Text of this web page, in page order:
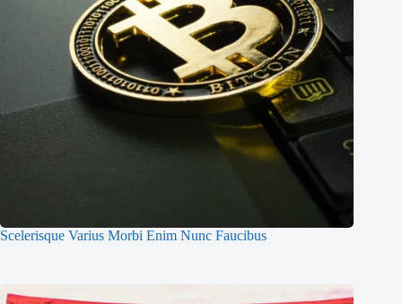
Scelerisque Varius Morbi Enim Nunc Faucibus